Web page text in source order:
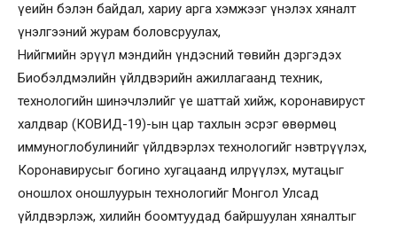
үеийн бэлэн байдал, хариу арга хэмжээг үнэлэх хяналт
үнэлгээний журам боловсруулах,
Нийгмийн эрүүл мэндийн үндэсний төвийн дэргэдэх
Биобэлдмэлийн үйлдвэрийн ажиллагаанд техник,
технологийн шинэчлэлийг үе шаттай хийж, коронавируст
халдвар (КОВИД-19)-ын цар тахлын эсрэг өвөрмөц
иммуноглобулинийг үйлдвэрлэх технологийг нэвтрүүлэх,
Коронавирусыг богино хугацаанд илрүүлэх, мутацыг
оношлох оношлуурын технологийг Монгол Улсад
үйлдвэрлэж, хилийн боомтуудад байршуулан хяналтыг